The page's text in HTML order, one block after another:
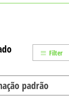
Filter